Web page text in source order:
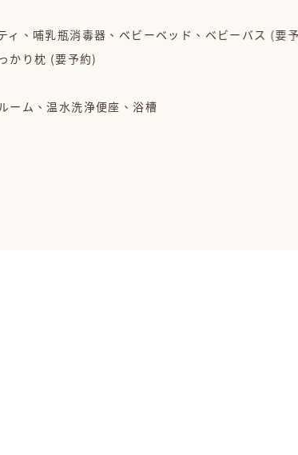
ィ、哺乳瓶消毒器、ベビーベッド、ベビーバス (要
かり枕 (要予約)
ーム、温水洗浄便座、浴槽